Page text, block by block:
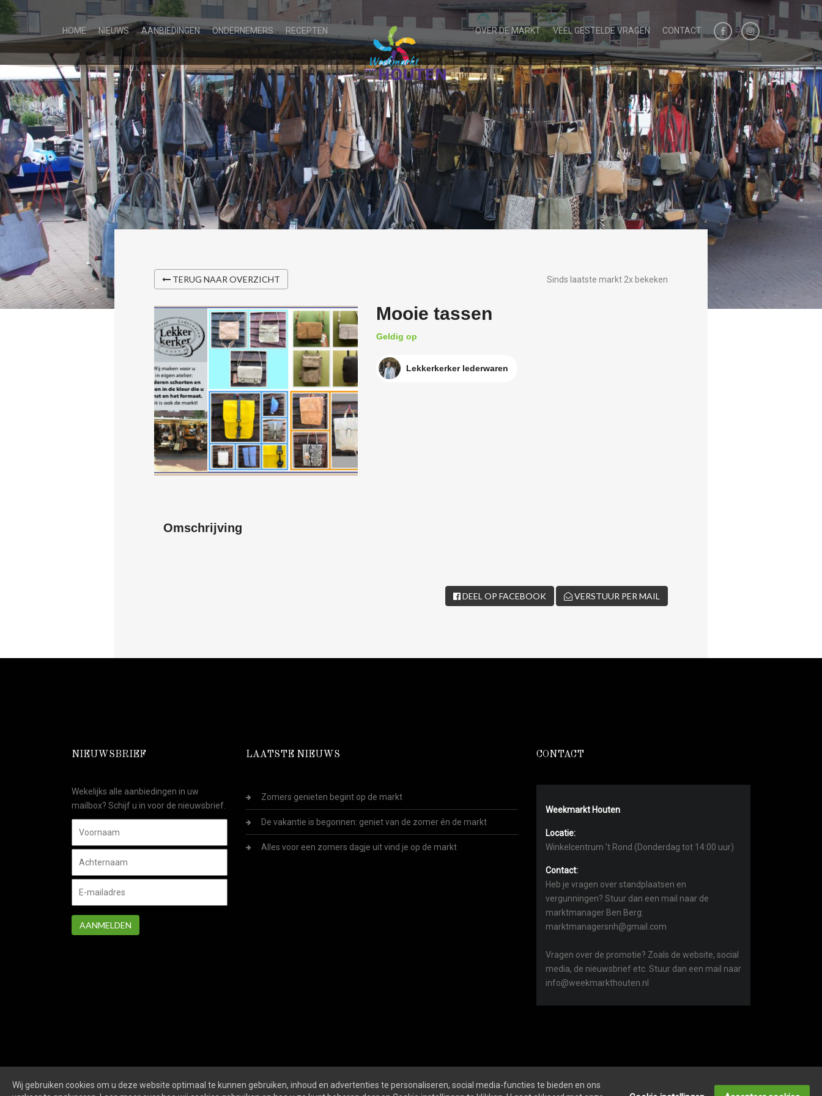
HOME NIEUWS AANBIEDINGEN ONDERNEMERS RECEPTEN OVER DE MARKT VEEL GESTELDE VRAGEN CONTACT
TERUG NAAR OVERZICHT Sinds laatste markt 2x bekeken
Mooie tassen
Geldig op
Lekkerkerker lederwaren
Omschrijving
DEEL OP FACEBOOK VERSTUUR PER MAIL
NIEUWSBRIEF
Wekelijks alle aanbiedingen in uw
mailbox? Schijf u in voor de nieuwsbrief.
AANMELDEN
LAATSTE NIEUWS
Zomers genieten begint op de markt
De vakantie is begonnen: geniet van de zomer én de markt
Alles voor een zomers dagje uit vind je op de markt
CONTACT
Weekmarkt Houten
Locatie:
Winkelcentrum ’t Rond (Donderdag tot 14:00 uur)
Contact:
Heb je vragen over standplaatsen en
vergunningen? Stuur dan een mail naar de
marktmanager Ben Berg:
marktmanagersnh@gmail.com
Vragen over de promotie? Zoals de website, social
media, de nieuwsbrief etc. Stuur dan een mail naar
info@weekmarkthouten.nl
Wij gebruiken cookies om u deze website optimaal te kunnen gebruiken, inhoud en advertenties te personaliseren, social media-functies te bieden en ons